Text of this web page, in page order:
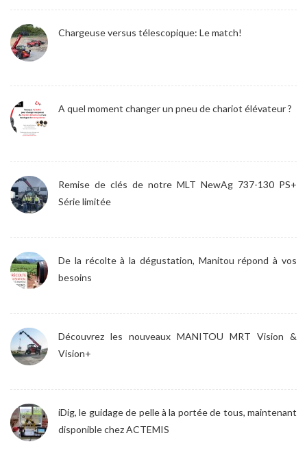
Chargeuse versus télescopique: Le match!
A quel moment changer un pneu de chariot élévateur ?
Remise de clés de notre MLT NewAg 737-130 PS+
Série limitée
De la récolte à la dégustation, Manitou répond à vos
besoins
Découvrez les nouveaux MANITOU MRT Vision &
Vision+
iDig, le guidage de pelle à la portée de tous, maintenant
disponible chez ACTEMIS